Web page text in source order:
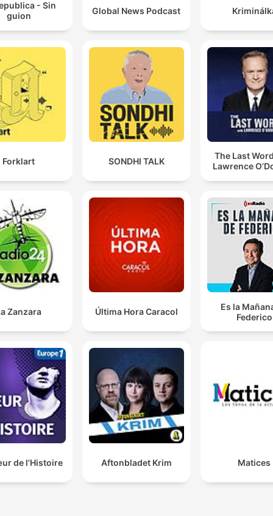
- Sin
guion
Global News Podcast
Forklart SONDHI TALK
The Last
Lawrence
Zanzara Última Hora Caracol
Es la
Federico
de l'Histoire Aftonbladet Krim Matices